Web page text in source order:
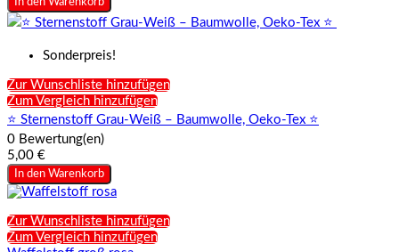
Sonderpreis!
Zur Wunschliste hinzufügen
Zum Vergleich hinzufügen
⭐ Sternenstoff Grau-Weiß – Baumwolle, Oeko-Tex ⭐
0 Bewertung(en)
5,00 €
In den Warenkorb
Zur Wunschliste hinzufügen
Zum Vergleich hinzufügen